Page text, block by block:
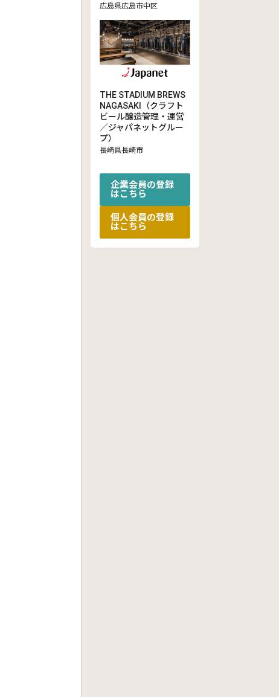
広島県広島市中区
THE STADIUM BREWS
NAGASAKI（クラフト
ビール醸造管理・運営
／ジャパネットグルー
プ）
長崎県長崎市
企業会員の登録
はこちら
個人会員の登録
はこちら